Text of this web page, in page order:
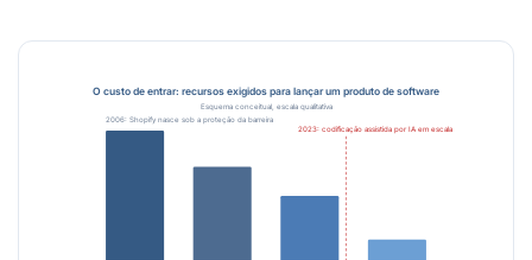
O custo de entrar: recursos exigidos para lançar um produto de software
Esquema conceitual, escala qualitativa
2006: Shopify nasce sob a proteção da barreira
2023: codificação assistida por IA em escala